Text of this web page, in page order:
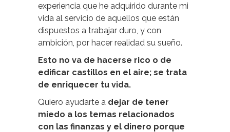
experiencia que he adquirido durante mi
vida al servicio de aquellos que están
dispuestos a trabajar duro, y con
ambición, por hacer realidad su sueño.
Esto no va de hacerse rico o de
edificar castillos en el aire; se trata
de enriquecer tu vida.
Quiero ayudarte a dejar de tener
miedo a los temas relacionados
con las finanzas y el dinero porque